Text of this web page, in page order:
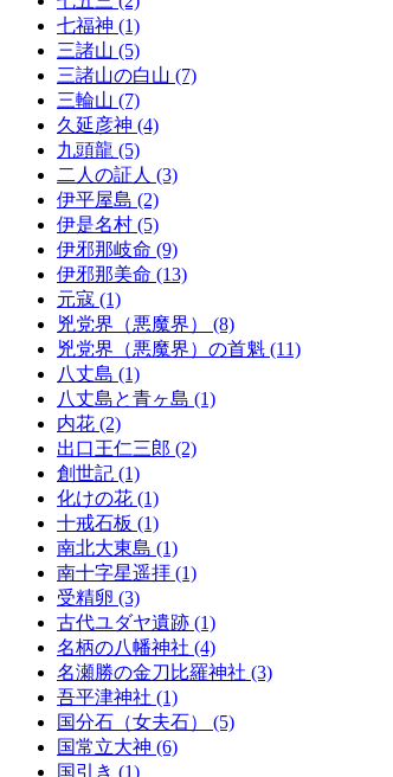
七福神 (1)
三諸山 (5)
三諸山の白山 (7)
三輪山 (7)
久延彦神 (4)
九頭龍 (5)
二人の証人 (3)
伊平屋島 (2)
伊是名村 (5)
伊邪那岐命 (9)
伊邪那美命 (13)
元寇 (1)
兇党界（悪魔界） (8)
兇党界（悪魔界）の首魁 (11)
八丈島 (1)
八丈島と青ヶ島 (1)
内花 (2)
出口王仁三郎 (2)
創世記 (1)
化けの花 (1)
十戒石板 (1)
南北大東島 (1)
南十字星遥拝 (1)
受精卵 (3)
古代ユダヤ遺跡 (1)
名柄の八幡神社 (4)
名瀬勝の金刀比羅神社 (3)
吾平津神社 (1)
国分石（女夫石） (5)
国常立大神 (6)
国引き (1)